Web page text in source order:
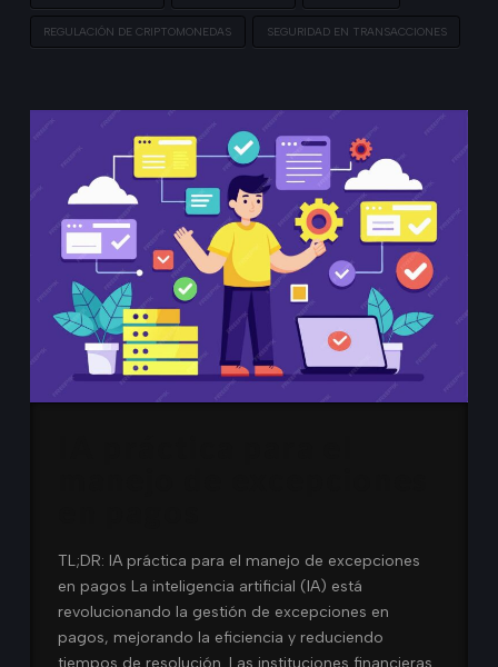
REGULACIÓN DE CRIPTOMONEDAS SEGURIDAD EN TRANSACCIONES
TL;DR: IA práctica para el manejo de excepciones
en pagos La inteligencia artificial (IA) está
revolucionando la gestión de excepciones en
pagos, mejorando la eficiencia y reduciendo
tiempos de resolución. Las instituciones financieras